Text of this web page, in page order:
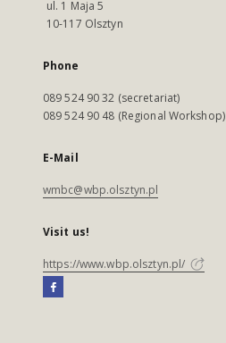
ul. 1 Maja 5
10-117 Olsztyn
Phone
089 524 90 32 (secretariat)
089 524 90 48 (Regional Workshop)
E-Mail
wmbc@wbp.olsztyn.pl
Visit us!
https://www.wbp.olsztyn.pl/